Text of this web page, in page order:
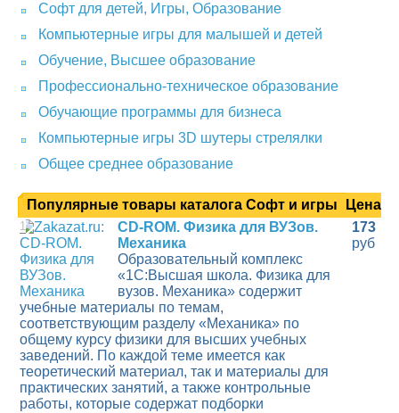
Софт для детей, Игры, Образование
Компьютерные игры для малышей и детей
Обучение, Высшее образование
Профессионально-техническое образование
Обучающие программы для бизнеса
Компьютерные игры 3D шутеры стрелялки
Общее среднее образование
Популярные товары каталога Софт и игры Цена
1
CD-ROM. Физика для ВУЗов.
Механика
Образовательный комплекс
«1С:Высшая школа. Физика для
вузов. Механика» содержит
учебные материалы по темам,
соответствующим разделу «Механика» по
общему курсу физики для высших учебных
заведений. По каждой теме имеется как
теоретический материал, так и материалы для
практических занятий, а также контрольные
работы, которые содержат подборки
173
руб